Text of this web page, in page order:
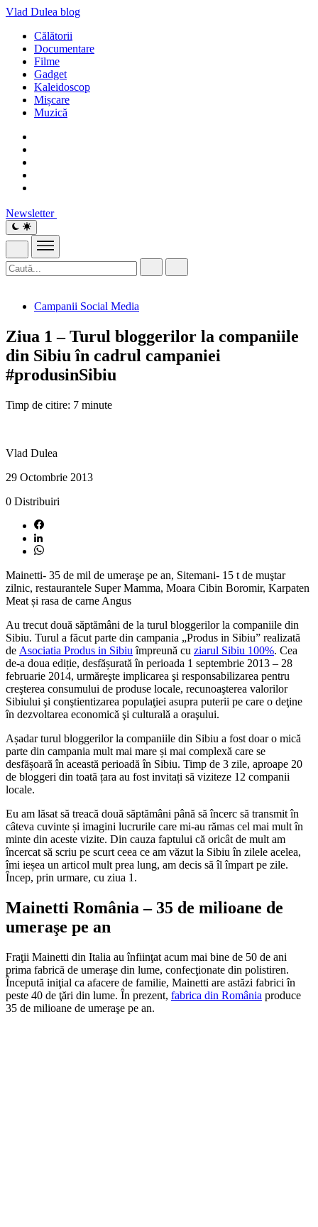
Vlad Dulea blog
Călătorii
Documentare
Filme
Gadget
Kaleidoscop
Mișcare
Muzică
Newsletter
Campanii Social Media
Ziua 1 – Turul bloggerilor la companiile
din Sibiu în cadrul campaniei
#produsinSibiu
Timp de citire: 7 minute
Vlad Dulea
29 Octombrie 2013
0 Distribuiri
Mainetti- 35 de mil de umeraşe pe an, Sitemani- 15 t de muştar
zilnic, restaurantele Super Mamma, Moara Cibin Boromir, Karpaten
Meat și rasa de carne Angus
Au trecut două săptămâni de la turul bloggerilor la companiile din
Sibiu. Turul a făcut parte din campania „Produs in Sibiu” realizată
de Asociatia Produs in Sibiu împreună cu ziarul Sibiu 100%. Cea
de-a doua ediție, desfășurată în perioada 1 septembrie 2013 – 28
februarie 2014, urmăreşte implicarea şi responsabilizarea pentru
creşterea consumului de produse locale, recunoaşterea valorilor
Sibiului şi conştientizarea populaţiei asupra puterii pe care o deţine
în dezvoltarea economică şi culturală a oraşului.
Așadar turul bloggerilor la companiile din Sibiu a fost doar o mică
parte din campania mult mai mare și mai complexă care se
desfășoară în această perioadă în Sibiu. Timp de 3 zile, aproape 20
de bloggeri din toată țara au fost invitați să viziteze 12 companii
locale.
Eu am lăsat să treacă două săptămâni până să încerc să transmit în
câteva cuvinte și imagini lucrurile care mi-au rămas cel mai mult în
minte din aceste vizite. Din cauza faptului că oricât de mult am
încercat să scriu pe scurt ceea ce am văzut la Sibiu în zilele acelea,
îmi ieșea un articol mult prea lung, am decis să îl împart pe zile.
Încep, prin urmare, cu ziua 1.
Mainetti România – 35 de milioane de
umeraşe pe an
Fraţii Mainetti din Italia au înfiinţat acum mai bine de 50 de ani
prima fabrică de umeraşe din lume, confecţionate din polistiren.
Începută iniţial ca afacere de familie, Mainetti are astăzi fabrici în
peste 40 de ţări din lume. În prezent, fabrica din România produce
35 de milioane de umeraşe pe an.